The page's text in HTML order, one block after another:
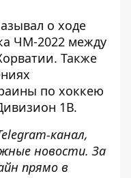
о ходе
ЧМ-2022 между
. Также
по хоккею
1В.
канал,
новости. За
прямо в